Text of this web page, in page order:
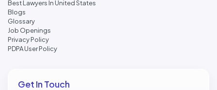
Best Lawyers In United States
Blogs
Glossary
Job Openings
Privacy Policy
PDPA User Policy
Get In Touch